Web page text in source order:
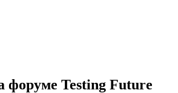
форуме Testing Future